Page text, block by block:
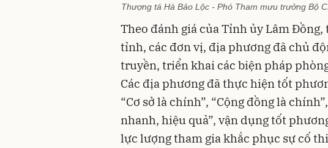
Thượng tá Hà Bảo Lộc - Phó Tham mưu trưởng Bộ
Theo đánh giá của Tỉnh ủy Lâm
tỉnh, các đơn vị, địa phương đã chủ
truyền, triển khai các biện pháp
Các địa phương đã thực hiện tốt
“Cơ sở là chính”, “Cộng đồng là
nhanh, hiệu quả”, vận dụng tốt
lực lượng tham gia khắc phục sự cố